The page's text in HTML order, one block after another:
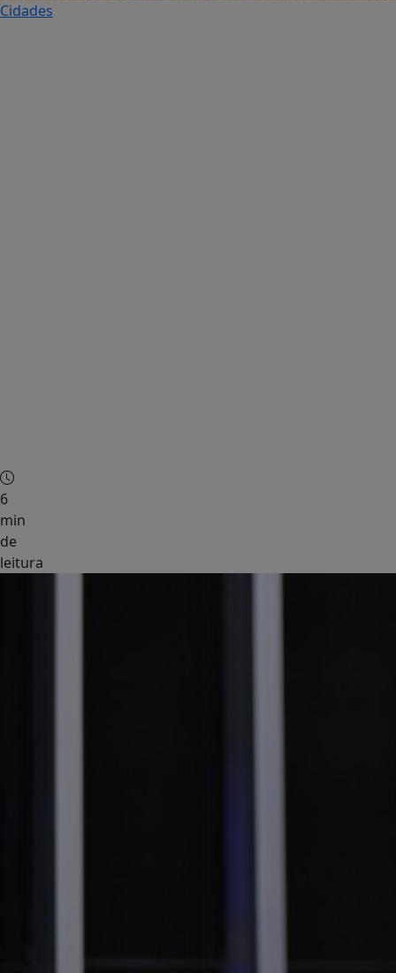
Cidades
6
min
de
leitura